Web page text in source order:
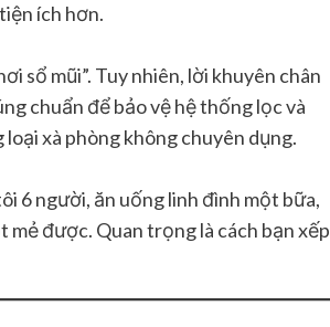
ích hơn.
sổ mũi”. Tuy nhiên, lời khuyên chân
chuẩn để bảo vệ hệ thống lọc và
xà phòng không chuyên dụng.
6 người, ăn uống linh đình một bữa,
mẻ được. Quan trọng là cách bạn xếp